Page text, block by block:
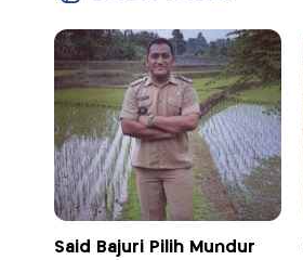
Said Bajuri Pilih Mundur